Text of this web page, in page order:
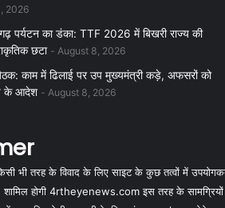
2026
पर्यटन का डंका: TTF 2026 में बिखरी राज्य की
छटा
August 8, 2026
बैठक: काम में ढिलाई पर उप मुख्यमंत्री कड़े, अफसरों को
के आदेश
August 8, 2026
भी तरह के विवाद के लिए साइट के कुछ तत्वों में
शामिल होगी 4rtheyenews.com इस तरह के सामग्रियों